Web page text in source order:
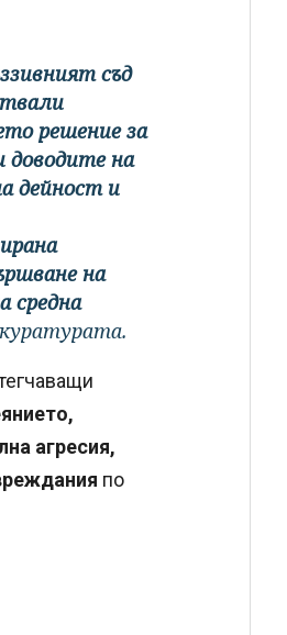
съд
решение за
доводите на
дейност и
на
средна
агресия,
по